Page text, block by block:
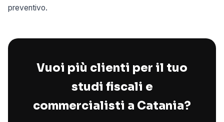
preventivo.
Vuoi più clienti per il tuo
studi fiscali e
commercialisti a Catania?